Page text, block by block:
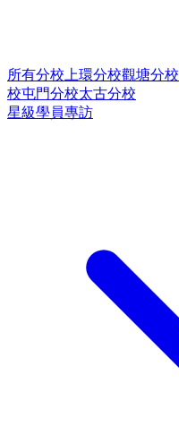
所有分校 上環分校觀塘分校
校屯門分校太古分校
星級學員專訪